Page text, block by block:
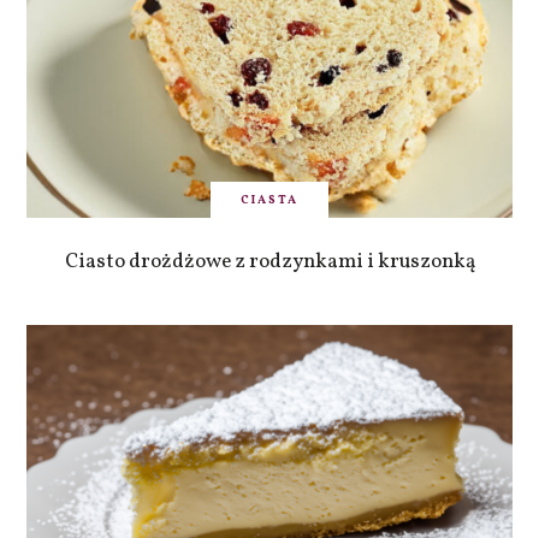
CIASTA
Ciasto drożdżowe z rodzynkami i kruszonką